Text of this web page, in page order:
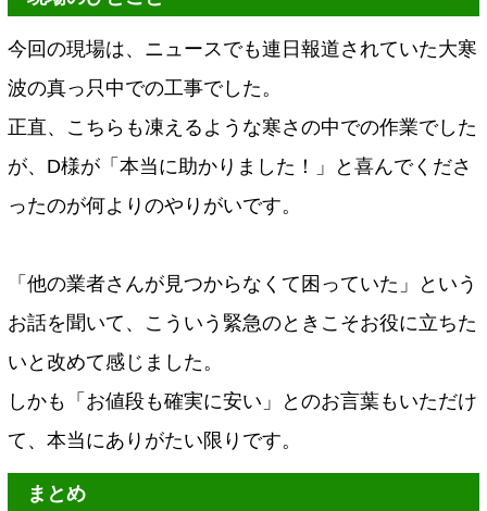
今回の現場は、ニュースでも連日報道されていた大寒
波の真っ只中での工事でした。
正直、こちらも凍えるような寒さの中での作業でした
が、D様が「本当に助かりました！」と喜んでくださ
ったのが何よりのやりがいです。
「他の業者さんが見つからなくて困っていた」という
お話を聞いて、こういう緊急のときこそお役に立ちた
いと改めて感じました。
しかも「お値段も確実に安い」とのお言葉もいただけ
て、本当にありがたい限りです。
まとめ